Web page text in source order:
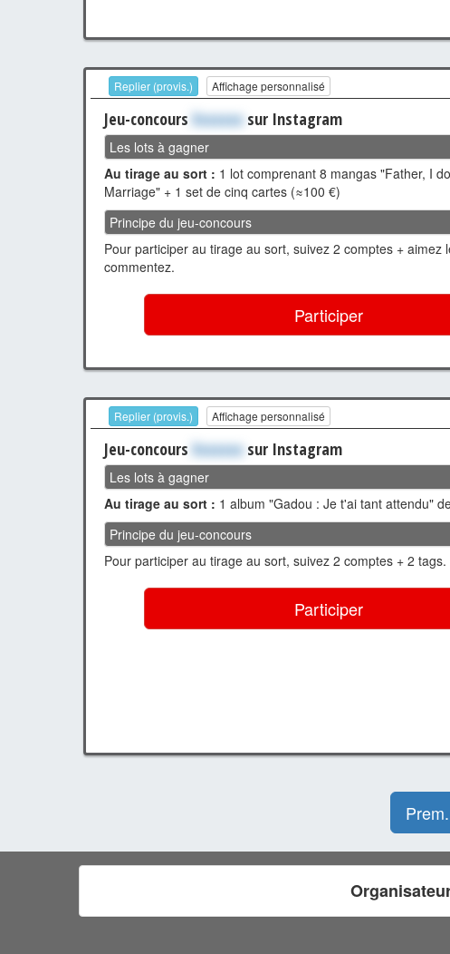
Replier (provis.) Affichage personnalisé
Jeu-concours Xxxxxxx sur Instagram
Les lots à gagner
Au tirage au sort : 1 lot comprenant 8 mangas "Father, I
Marriage" + 1 set de cinq cartes (≈100 €)
Principe du jeu-concours
Pour participer au tirage au sort, suivez 2 comptes + aimez
commentez.
Participer
Replier (provis.) Affichage personnalisé
Jeu-concours Xxxxxxx sur Instagram
Les lots à gagner
Au tirage au sort : 1 album "Gadou : Je t'ai tant attendu"
Principe du jeu-concours
Pour participer au tirage au sort, suivez 2 comptes + 2 tags.
Participer